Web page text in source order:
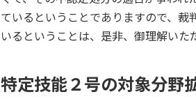
ているということでありますので、裁
いるということは、是非、御理解いた
特定技能２号の対象分野